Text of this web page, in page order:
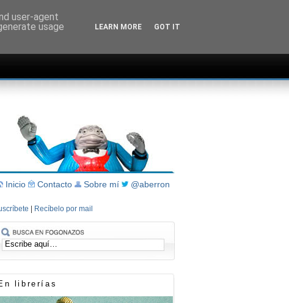
Inicio Contacto Sobre mí @aberron
Recíbelo por mail
librerías
user-agent
usage
LEARN MORE GOT IT